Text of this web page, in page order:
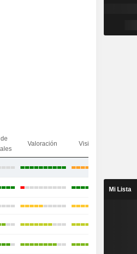
Valoración Visibilidad
Mi Lista